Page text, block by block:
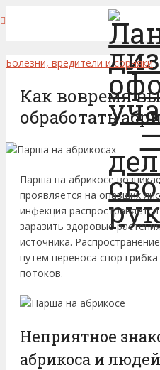
Болезни, вредители и сорняки
Как вовремя
обработать
Парша на абрикосе
проявляется на опавших
инфекция
заразить здоровые
источника.
путем переноса спор
потоков.
Неприятное
абрикоса и